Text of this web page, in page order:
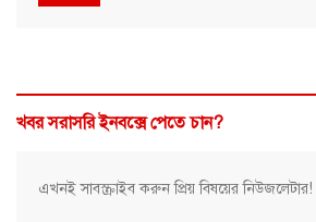
খবর সরাসরি ইনবক্সে পেতে চান?
এখনই সাবস্ক্রাইব করুন প্রিয় বিষয়ের নিউজলেটার!